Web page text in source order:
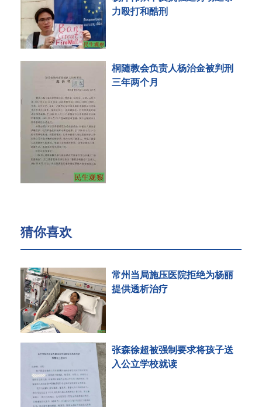
力殴打和酷刑
桐随教会负责人杨治金被判刑
三年两个月
猜你喜欢
常州当局施压医院拒绝为杨丽
提供透析治疗
张森徐超被强制要求将孩子送
入公立学校就读